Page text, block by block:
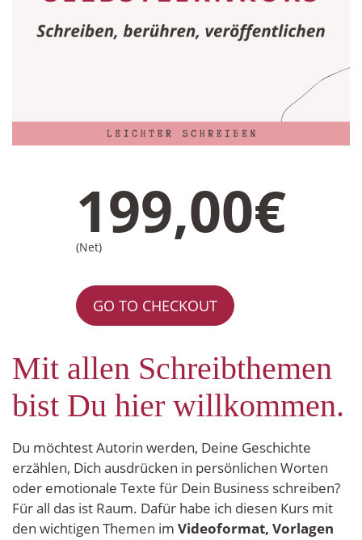
199,00€
(Net)
GO TO CHECKOUT
Mit allen Schreibthemen
bist Du hier willkommen.
Du möchtest Autorin werden, Deine Geschichte
erzählen, Dich ausdrücken in persönlichen Worten
oder emotionale Texte für Dein Business schreiben?
Für all das ist Raum. Dafür habe ich diesen Kurs mit
den wichtigen Themen im Videoformat, Vorlagen